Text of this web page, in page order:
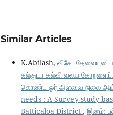
Similar Articles
K.Abilash,
கல்குடா கல்வி வலய
கொண்ட ஓர் அளவை நிலை
needs : A Survey study
Batticaloa District , இனம்: